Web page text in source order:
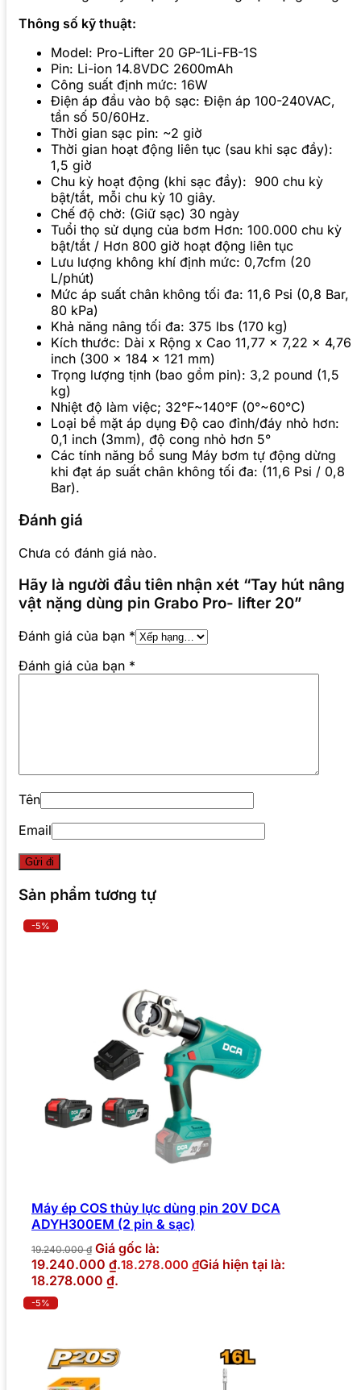
Thông số kỹ thuật:
Model: Pro-Lifter 20 GP-1Li-FB-1S
Pin: Li-ion 14.8VDC 2600mAh
Công suất định mức: 16W
Điện áp đầu vào bộ sạc: Điện áp 100-240VAC,
tần số 50/60Hz.
Thời gian sạc pin: ~2 giờ
Thời gian hoạt động liên tục (sau khi sạc đầy):
1,5 giờ
Chu kỳ hoạt động (khi sạc đầy): 900 chu kỳ
bật/tắt, mỗi chu kỳ 10 giây.
Chế độ chờ: (Giữ sạc) 30 ngày
Tuổi thọ sử dụng của bơm Hơn: 100.000 chu kỳ
bật/tắt / Hơn 800 giờ hoạt động liên tục
Lưu lượng không khí định mức: 0,7cfm (20
L/phút)
Mức áp suất chân không tối đa: 11,6 Psi (0,8 Bar,
80 kPa)
Khả năng nâng tối đa: 375 lbs (170 kg)
Kích thước: Dài x Rộng x Cao 11,77 x 7,22 x 4,76
inch (300 x 184 x 121 mm)
Trọng lượng tịnh (bao gồm pin): 3,2 pound (1,5
kg)
Nhiệt độ làm việc; 32°F~140°F (0°~60°C)
Loại bề mặt áp dụng Độ cao đỉnh/đáy nhỏ hơn:
0,1 inch (3mm), độ cong nhỏ hơn 5°
Các tính năng bổ sung Máy bơm tự động dừng
khi đạt áp suất chân không tối đa: (11,6 Psi / 0,8
Bar).
Đánh giá
Chưa có đánh giá nào.
Hãy là người đầu tiên nhận xét “Tay hút nâng
vật nặng dùng pin Grabo Pro- lifter 20”
Đánh giá của bạn *
Đánh giá của bạn *
Tên
Email
Sản phẩm tương tự
-5%
Máy ép COS thủy lực dùng pin 20V DCA
ADYH300EM (2 pin & sạc)
19.240.000₫ Giá gốc là:
19.240.000 ₫.18.278.000 ₫Giá hiện tại là:
18.278.000 ₫.
-5%